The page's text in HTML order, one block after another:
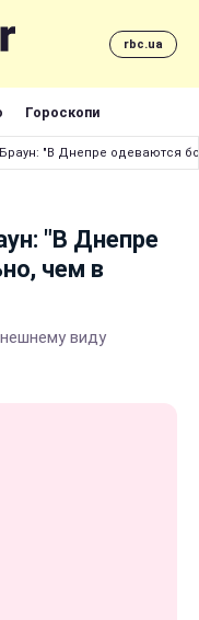
rbc.ua
Гороскопи
"В Днепре одеваются
"В Днепре
чем в
виду